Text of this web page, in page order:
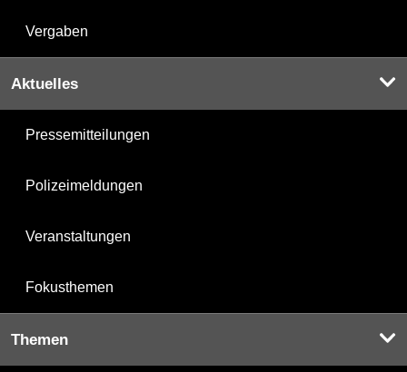
Vergaben
Aktuelles
Pressemitteilungen
Polizeimeldungen
Veranstaltungen
Fokusthemen
Themen